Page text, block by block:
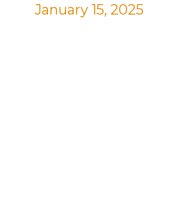
January 15, 2025